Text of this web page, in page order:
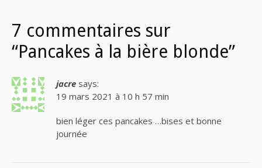
7 commentaires sur
“Pancakes à la bière blonde”
jacre says:
19 mars 2021 à 10 h 57 min
bien léger ces pancakes …bises et bonne
journée